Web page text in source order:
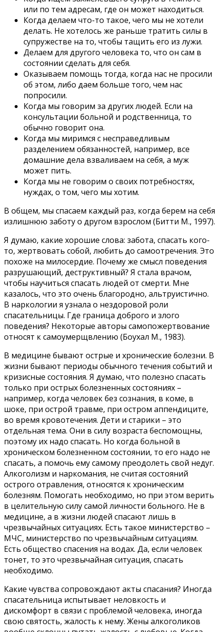
или по тем адресам, где он может находиться.
Когда делаем что-то такое, чего мы не хотели
делать. Не хотелось же раньше тратить силы в
супружестве на то, чтобы тащить его из лужи.
Делаем для другого человека то, что он сам в
состоянии сделать для себя.
Оказываем помощь тогда, когда нас не просили
об этом, либо даем больше того, чем нас
попросили.
Когда мы говорим за других людей. Если на
консультации больной и родственница, то
обычно говорит она.
Когда мы миримся с несправедливым
разделением обязанностей, например, все
домашние дела взваливаем на себя, а муж
может пить.
Когда мы не говорим о своих потребностях,
нуждах, о том, чего мы хотим.
В общем, мы спасаем каждый раз, когда берем на себя
излишнюю заботу о другом взрослом (Битти М., 1997).
Я думаю, какие хорошие слова: забота, спасать кого-
то, жертвовать собой, любить до самоотречения. Это
похоже на милосердие. Почему же смысл поведения
разрушающий, деструктивный? Я стала врачом,
чтобы научиться спасать людей от смерти. Мне
казалось, что это очень благородно, альтруистично.
В наркологии я узнала о нездоровой роли
спасательницы. Где граница доброго и злого
поведения? Некоторые авторы самопожертвование
относят к самоумерщвлению (Боухал М., 1983).
В медицине бывают острые и хронические болезни. В
жизни бывают периоды обычного течения событий и
кризисные состояния. Я думаю, что полезно спасать
только при острых болезненных состояниях –
например, когда человек без сознания, в коме, в
шоке, при острой травме, при остром аппендиците,
во время кровотечения. Дети и старики – это
отдельная тема. Они в силу возраста беспомощны,
поэтому их надо спасать. Но когда больной в
хроническом болезненном состоянии, то его надо не
спасать, а помочь ему самому преодолеть свой недуг.
Алкоголизм и наркомания, не считая состояний
острого отравления, относятся к хроническим
болезням. Помогать необходимо, но при этом верить
в целительную силу самой личности больного. Не в
медицине, а в жизни людей спасают лишь в
чрезвычайных ситуациях. Есть такое министерство –
МЧС, министерство по чрезвычайным ситуациям.
Есть общество спасения на водах. Да, если человек
тонет, то это чрезвычайная ситуация, спасать
необходимо.
Какие чувства сопровождают акты спасания? Иногда
спасательница испытывает неловкость и
дискомфорт в связи с проблемой человека, иногда
свою святость, жалость к нему. Жены алкоголиков